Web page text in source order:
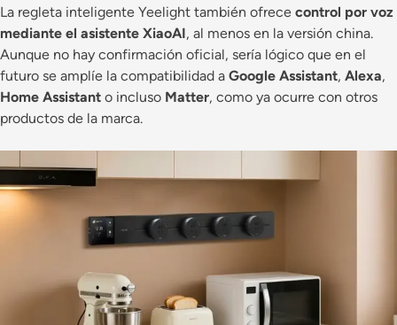
La regleta inteligente Yeelight también ofrece control por voz
mediante el asistente XiaoAI, al menos en la versión china.
Aunque no hay confirmación oficial, sería lógico que en el
futuro se amplíe la compatibilidad a Google Assistant, Alexa,
Home Assistant o incluso Matter, como ya ocurre con otros
productos de la marca.